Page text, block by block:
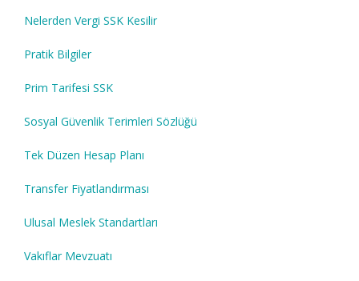
Nelerden Vergi SSK Kesilir
Pratik Bilgiler
Prim Tarifesi SSK
Sosyal Güvenlik Terimleri Sözlüğü
Tek Düzen Hesap Planı
Transfer Fiyatlandırması
Ulusal Meslek Standartları
Vakıflar Mevzuatı